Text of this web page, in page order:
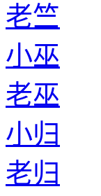
老竺
小巫
老巫
小归
老归